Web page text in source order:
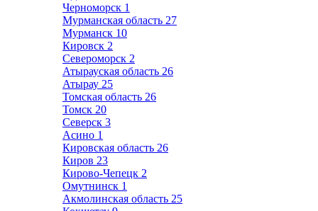
Черноморск 1
Мурманская область 27
Мурманск 10
Кировск 2
Североморск 2
Атырауская область 26
Атырау 25
Томская область 26
Томск 20
Северск 3
Асино 1
Кировская область 26
Киров 23
Кирово-Чепецк 2
Омутнинск 1
Акмолинская область 25